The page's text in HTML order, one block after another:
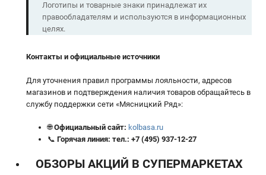
Логотипы и товарные знаки принадлежат их
правообладателям и используются в информационных
целях.
Контакты и официальные источники
Для уточнения правил программы лояльности, адресов
магазинов и подтверждения наличия товаров обращайтесь в
службу поддержки сети «Мясницкий Ряд»:
🌐Официальный сайт: kolbasa.ru
📞 Горячая линия: тел.: +7 (495) 937-12-27
ОБЗОРЫ АКЦИЙ В СУПЕРМАРКЕТАХ